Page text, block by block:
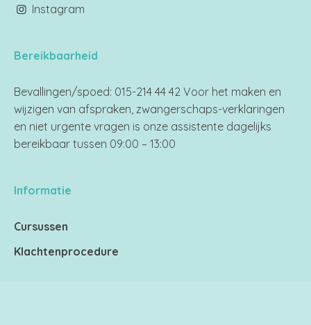
Instagram
Bereikbaarheid
Bevallingen/spoed: 015-214 44 42 Voor het maken en
wijzigen van afspraken, zwangerschaps-verklaringen
en niet urgente vragen is onze assistente dagelijks
bereikbaar tussen 09:00 – 13:00
Informatie
Cursussen
Klachtenprocedure